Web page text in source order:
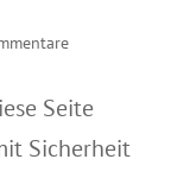
Seite
Sicherheit